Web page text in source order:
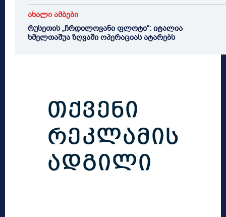
ახალი ამბები
რუსეთის „ჩრდილოვანი ფლოტი“: იტალია
ხმელთაშუა ზღვაში ოპერაციას ატარებს